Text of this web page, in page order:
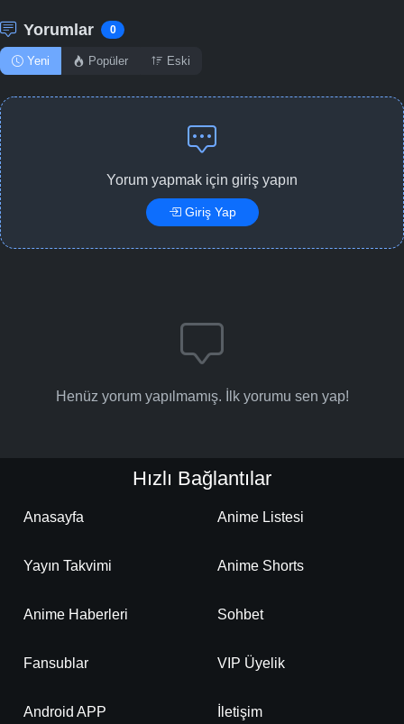
Yorumlar 0
Yeni Popüler Eski
Yorum yapmak için giriş yapın
Giriş Yap
Henüz yorum yapılmamış. İlk yorumu sen yap!
Hızlı Bağlantılar
Anasayfa Anime Listesi
Yayın Takvimi Anime Shorts
Anime Haberleri Sohbet
Fansublar VIP Üyelik
Android APP İletişim